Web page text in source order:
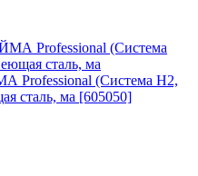
Professional (Система H2,
сталь, ма [605050]